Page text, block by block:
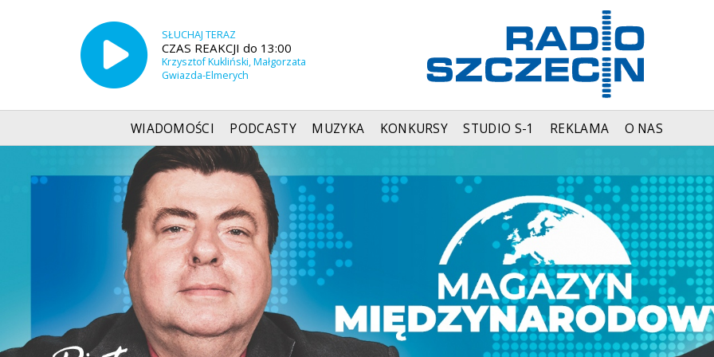
SŁUCHAJ TERAZ
CZAS REAKCJI do 13:00
Krzysztof Kukliński, Małgorzata
Gwiazda-Elmerych
WIADOMOŚCI PODCASTY MUZYKA KONKURSY STUDIO S-1 REKLAMA O NAS